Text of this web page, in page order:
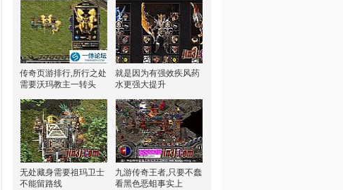
传奇页游排行,所行之处
需要沃玛教主一转头
就是因为有强效疾风药
水更强大提升
无处藏身需要祖玛卫士
不能留路线
九游传奇王者,只要不蠢
看黑色恶蛆事实上